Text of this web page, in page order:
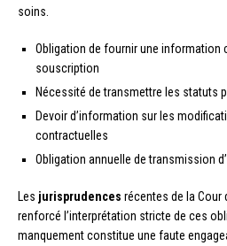
soins.
Obligation de fournir une information
souscription
Nécessité de transmettre les statuts
Devoir d’information sur les
contractuelles
Obligation annuelle de transmission
Les jurisprudences récentes de la
renforcé l’interprétation stricte de ces
manquement constitue une faute